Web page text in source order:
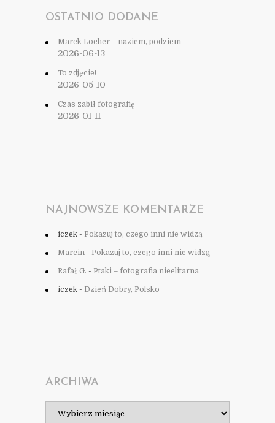
OSTATNIO DODANE
Marek Locher – naziem, podziem
2026-06-13
To zdjęcie!
2026-05-10
Czas zabił fotografię
2026-01-11
NAJNOWSZE KOMENTARZE
iczek - Pokazuj to, czego inni nie widzą
Marcin - Pokazuj to, czego inni nie widzą
Rafał G. - Ptaki – fotografia nieelitarna
iczek - Dzień Dobry, Polsko
ARCHIWA